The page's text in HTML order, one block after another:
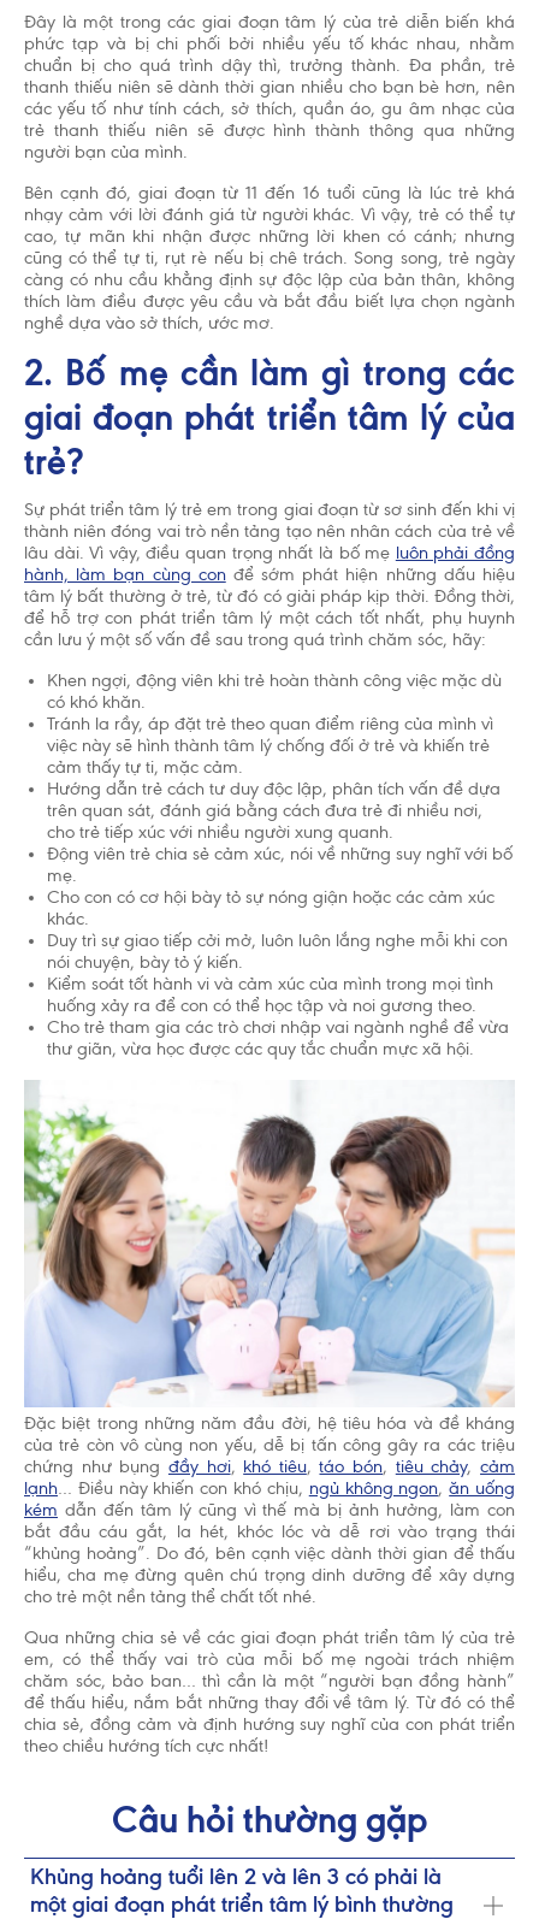
Đây là một trong các giai đoạn tâm lý của trẻ diễn biến khá
phức tạp và bị chi phối bởi nhiều yếu tố khác nhau, nhằm
chuẩn bị cho quá trình dậy thì, trưởng thành. Đa phần, trẻ
thanh thiếu niên sẽ dành thời gian nhiều cho bạn bè hơn, nên
các yếu tố như tính cách, sở thích, quần áo, gu âm nhạc của
trẻ thanh thiếu niên sẽ được hình thành thông qua những
người bạn của mình.
Bên cạnh đó, giai đoạn từ 11 đến 16 tuổi cũng là lúc trẻ khá
nhạy cảm với lời đánh giá từ người khác. Vì vậy, trẻ có thể tự
cao, tự mãn khi nhận được những lời khen có cánh; nhưng
cũng có thể tự ti, rụt rè nếu bị chê trách. Song song, trẻ ngày
càng có nhu cầu khẳng định sự độc lập của bản thân, không
thích làm điều được yêu cầu và bắt đầu biết lựa chọn ngành
nghề dựa vào sở thích, ước mơ.
2. Bố mẹ cần làm gì trong các
giai đoạn phát triển tâm lý của
trẻ?
Sự phát triển tâm lý trẻ em trong giai đoạn từ sơ sinh đến khi vị
thành niên đóng vai trò nền tảng tạo nên nhân cách của trẻ về
lâu dài. Vì vậy, điều quan trọng nhất là bố mẹ luôn phải đồng
hành, làm bạn cùng conđể sớm phát hiện những dấu hiệu
tâm lý bất thường ở trẻ, từ đó có giải pháp kịp thời. Đồng thời,
để hỗ trợ con phát triển tâm lý một cách tốt nhất, phụ huynh
cần lưu ý một số vấn đề sau trong quá trình chăm sóc, hãy:
Khen ngợi, động viên khi trẻ hoàn thành công việc mặc dù
có khó khăn.
Tránh la rầy, áp đặt trẻ theo quan điểm riêng của mình vì
việc này sẽ hình thành tâm lý chống đối ở trẻ và khiến trẻ
cảm thấy tự ti, mặc cảm.
Hướng dẫn trẻ cách tư duy độc lập, phân tích vấn đề dựa
trên quan sát, đánh giá bằng cách đưa trẻ đi nhiều nơi,
cho trẻ tiếp xúc với nhiều người xung quanh.
Động viên trẻ chia sẻ cảm xúc, nói về những suy nghĩ với bố
mẹ.
Cho con có cơ hội bày tỏ sự nóng giận hoặc các cảm xúc
khác.
Duy trì sự giao tiếp cởi mở, luôn luôn lắng nghe mỗi khi con
nói chuyện, bày tỏ ý kiến.
Kiểm soát tốt hành vi và cảm xúc của mình trong mọi tình
huống xảy ra để con có thể học tập và noi gương theo.
Cho trẻ tham gia các trò chơi nhập vai ngành nghề để vừa
thư giãn, vừa học được các quy tắc chuẩn mực xã hội.
Đặc biệt trong những năm đầu đời, hệ tiêu hóa và đề kháng
của trẻ còn vô cùng non yếu, dễ bị tấn công gây ra các triệu
chứng như bụng đầy hơi, khó tiêu,táo bón, tiêu chảy,cảm
lạnh… Điều này khiến con khó chịu, ngủ không ngon,ăn uống
kém dẫn đến tâm lý cũng vì thế mà bị ảnh hưởng, làm con
bắt đầu cáu gắt, la hét, khóc lóc và dễ rơi vào trạng thái
“khủng hoảng”. Do đó, bên cạnh việc dành thời gian để thấu
hiểu, cha mẹ đừng quên chú trọng dinh dưỡng để xây dựng
cho trẻ một nền tảng thể chất tốt nhé.
Qua những chia sẻ về các giai đoạn phát triển tâm lý của trẻ
em, có thể thấy vai trò của mỗi bố mẹ ngoài trách nhiệm
chăm sóc, bảo ban… thì cần là một “người bạn đồng hành”
để thấu hiểu, nắm bắt những thay đổi về tâm lý. Từ đó có thể
chia sẻ, đồng cảm và định hướng suy nghĩ của con phát triển
theo chiều hướng tích cực nhất!
Câu hỏi thường gặp
Khủng hoảng tuổi lên 2 và lên 3 có phải là
một giai đoạn phát triển tâm lý bình thường